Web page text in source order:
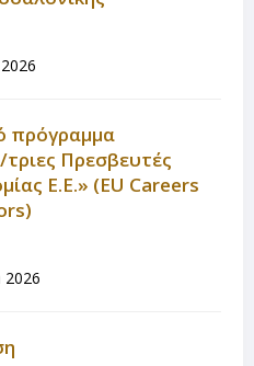
πρόγραμμα
Πρεσβευτές
Ε.Ε.» (EU Careers
2026